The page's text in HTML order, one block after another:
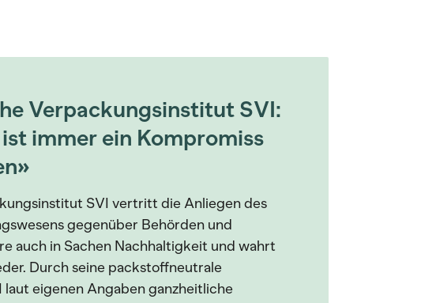
Verpackungsinstitut SVI:
immer ein Kompromiss
SVI vertritt die Anliegen des
gegenüber Behörden und
auch in Sachen Nachhaltigkeit und wahrt
Durch seine packstoffneutrale
eigenen Angaben ganzheitliche